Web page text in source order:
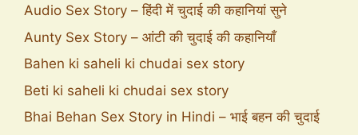
Audio Sex Story – हिंदी में चुदाई की कहानियां सुने
Aunty Sex Story – आंटी की चुदाई की कहानियाँ
Bahen ki saheli ki chudai sex story
Beti ki saheli ki chudai sex story
Bhai Behan Sex Story in Hindi – भाई बहन की चुदाई